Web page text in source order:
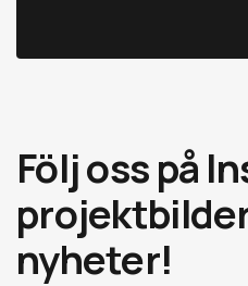
Följ oss på
nyheter!